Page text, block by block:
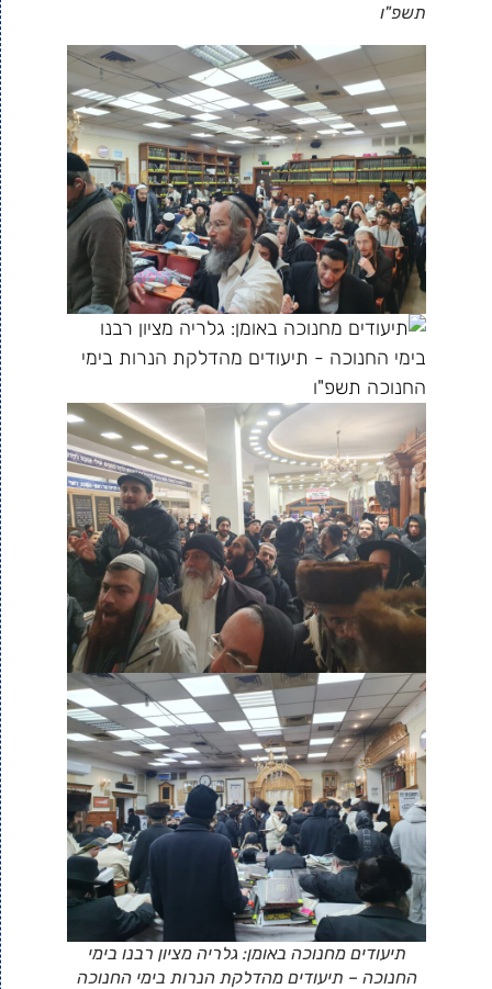
תשפ"ו
תיעודים מחנוכה באומן: גלריה מציון רבנו בימי
החנוכה – תיעודים מהדלקת הנרות בימי החנוכה